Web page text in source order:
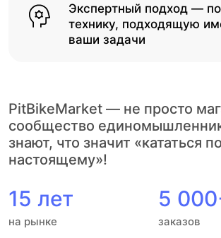
Экспертный подход —
технику, подходящую
ваши задачи
PitBikeMarket — не просто
сообщество
знают, что значит «кататься
настоящему»!
15 лет
на рынке
5
заказов